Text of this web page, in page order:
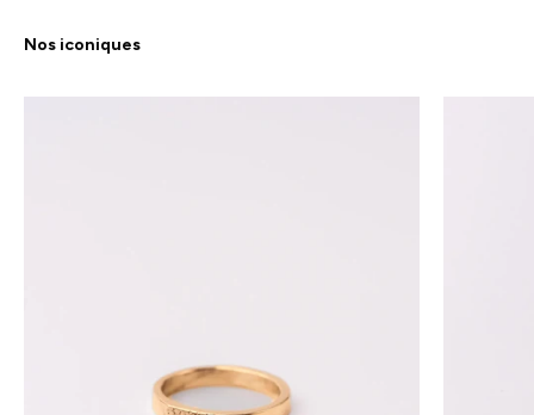
Nos iconiques